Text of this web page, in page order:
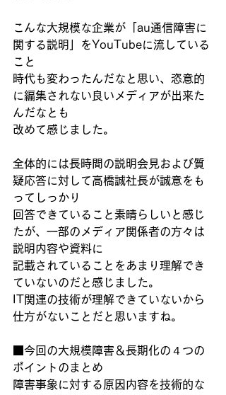
こんな大規模な企業が「au通信障害に
関する説明」をYouTubeに流している
こと
時代も変わったんだなと思い、恣意的
に編集されない良いメディアが出来た
んだなとも
改めて感じました。
全体的には長時間の説明会見および質
疑応答に対して高橋誠社長が誠意をも
ってしっかり
回答できていること素晴らしいと感じ
たが、一部のメディア関係者の方々は
説明内容や資料に
記載されていることをあまり理解でき
ていないのだと感じました。
IT関連の技術が理解できていないから
仕方がないことだと思いますね。
■今回の大規模障害＆長期化の４つの
ポイントのまとめ
障害事象に対する原因内容を技術的な